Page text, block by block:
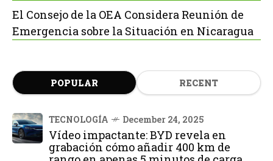
El Consejo de la OEA Considera Reunión de
Emergencia sobre la Situación en Nicaragua
POPULAR RECENT
TECNOLOGÍA December 24, 2025
Vídeo impactante: BYD revela en
grabación cómo añadir 400 km de